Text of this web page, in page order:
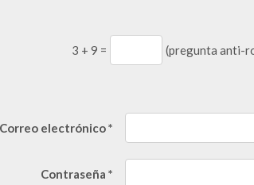
3 + 9 = (pregunta anti-
Correo electrónico *
Contraseña *